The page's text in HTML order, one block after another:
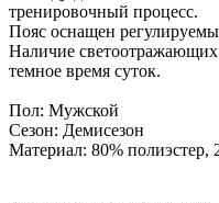
тренировочный процесс.
Пояс оснащен
Наличие
темное время суток.
Пол: Мужской
Сезон: Демисезон
Материал: 80% полиэстер,